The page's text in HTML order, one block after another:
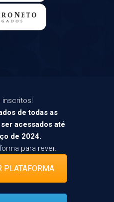
inscritos!
de todas as
acessados até
de 2024.
para rever.
PLATAFORMA